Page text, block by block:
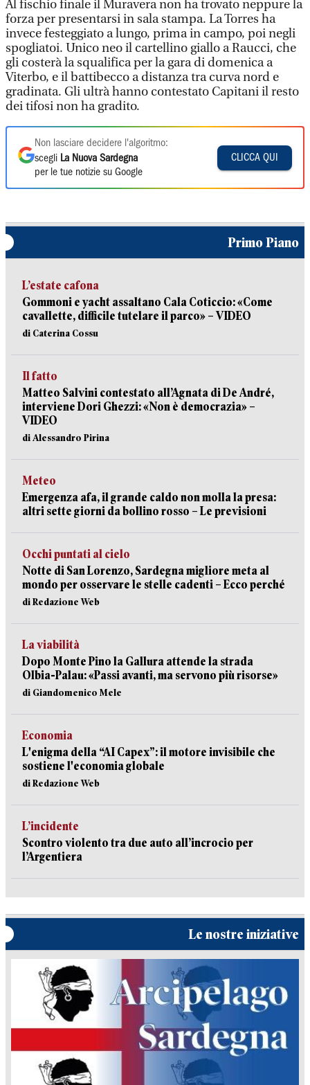
Al fischio finale il Muravera non ha trovato neppure la
forza per presentarsi in sala stampa. La Torres ha
invece festeggiato a lungo, prima in campo, poi negli
spogliatoi. Unico neo il cartellino giallo a Raucci, che
gli costerà la squalifica per la gara di domenica a
Viterbo, e il battibecco a distanza tra curva nord e
gradinata. Gli ultrà hanno contestato Capitani il resto
dei tifosi non ha gradito.
Non lasciare decidere l'algoritmo:
scegli La Nuova Sardegna
per le tue notizie su Google
CLICCA QUI
Primo Piano
L’estate cafona
Gommoni e yacht assaltano Cala Coticcio: «Come
cavallette, difficile tutelare il parco» – VIDEO
di Caterina Cossu
Il fatto
Matteo Salvini contestato all’Agnata di De André,
interviene Dori Ghezzi: «Non è democrazia» –
VIDEO
di Alessandro Pirina
Meteo
Emergenza afa, il grande caldo non molla la presa:
altri sette giorni da bollino rosso – Le previsioni
Occhi puntati al cielo
Notte di San Lorenzo, Sardegna migliore meta al
mondo per osservare le stelle cadenti – Ecco perché
di Redazione Web
La viabilità
Dopo Monte Pino la Gallura attende la strada
Olbia-Palau: «Passi avanti, ma servono più risorse»
di Giandomenico Mele
Economia
L'enigma della “AI Capex”: il motore invisibile che
sostiene l'economia globale
di Redazione Web
L’incidente
Scontro violento tra due auto all’incrocio per
l’Argentiera
Le nostre iniziative